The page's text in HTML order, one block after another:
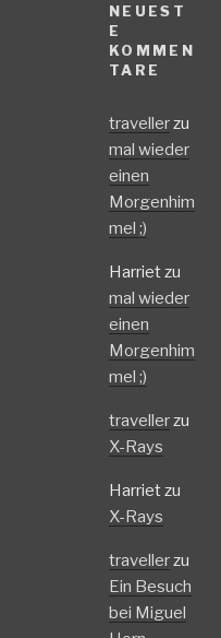
NEUEST
E
KOMMEN
TARE
travellerzu
mal wieder
einen
Morgenhim
mel ;)
Harrietzu
mal wieder
einen
Morgenhim
mel ;)
travellerzu
X-Rays
Harrietzu
X-Rays
travellerzu
Ein Besuch
bei Miguel